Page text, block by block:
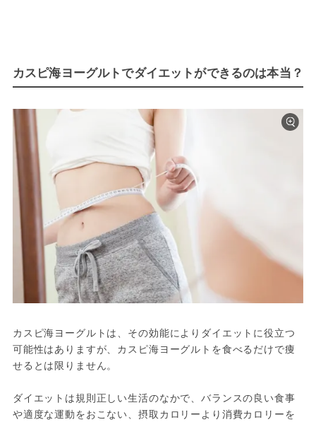
カスピ海ヨーグルトでダイエットができるのは本当？
カスピ海ヨーグルトは、その効能によりダイエットに役立つ
可能性はありますが、カスピ海ヨーグルトを食べるだけで痩
せるとは限りません。
ダイエットは規則正しい生活のなかで、バランスの良い食事
や適度な運動をおこない、摂取カロリーより消費カロリーを